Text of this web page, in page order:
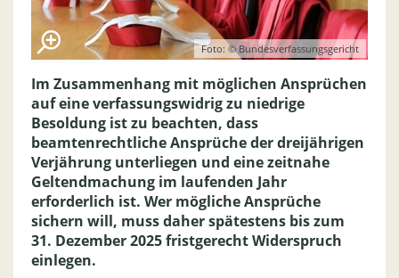
Foto: © Bundesverfassungsgericht
Im Zusammenhang mit möglichen Ansprüchen
auf eine verfassungswidrig zu niedrige
Besoldung ist zu beachten, dass
beamtenrechtliche Ansprüche der dreijährigen
Verjährung unterliegen und eine zeitnahe
Geltendmachung im laufenden Jahr
erforderlich ist. Wer mögliche Ansprüche
sichern will, muss daher spätestens bis zum
31. Dezember 2025 fristgerecht Widerspruch
einlegen.